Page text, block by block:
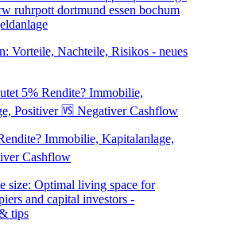
Vorteile, Nachteile, Risikos - neues
Immobilie, Kapitalanlage,
Cashflow